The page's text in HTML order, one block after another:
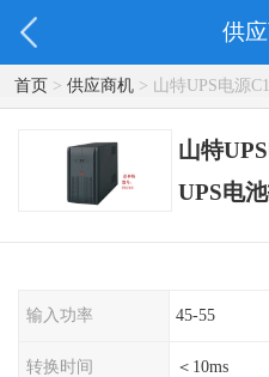
供
首页> 供应商机> 山特UPS电源
型号规格可选
山特
UPS电
输入功率 45-55
转换时间 ＜10ms